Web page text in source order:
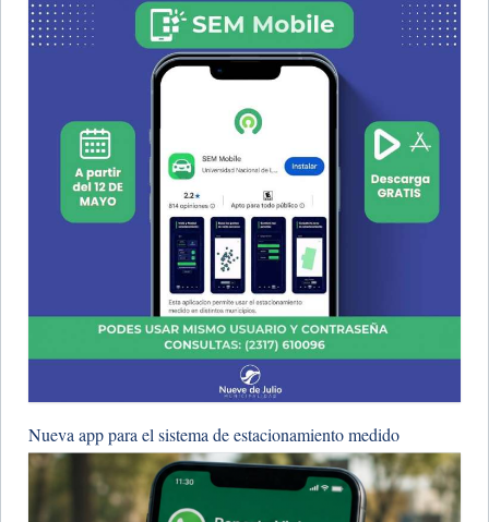
Nueva app para el sistema de estacionamiento medido